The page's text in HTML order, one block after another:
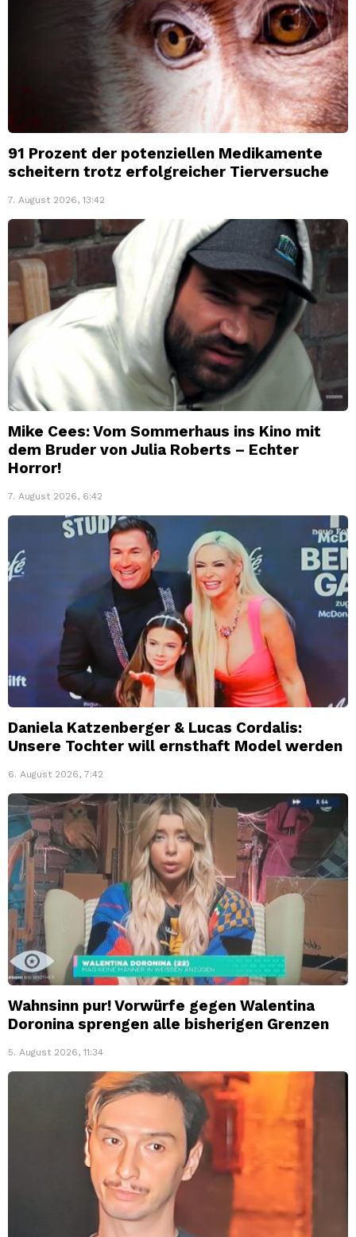
91 Prozent der potenziellen Medikamente
scheitern trotz erfolgreicher Tierversuche
7. August 2026, 13:42
Mike Cees: Vom Sommerhaus ins Kino mit
dem Bruder von Julia Roberts – Echter
Horror!
7. August 2026, 6:42
Daniela Katzenberger & Lucas Cordalis:
Unsere Tochter will ernsthaft Model werden
6. August 2026, 7:42
Wahnsinn pur! Vorwürfe gegen Walentina
Doronina sprengen alle bisherigen Grenzen
5. August 2026, 11:34